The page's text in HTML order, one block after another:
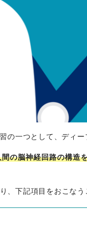
の一つとして、ディー
間の脳神経回路の構造
、下記項目をおこなう